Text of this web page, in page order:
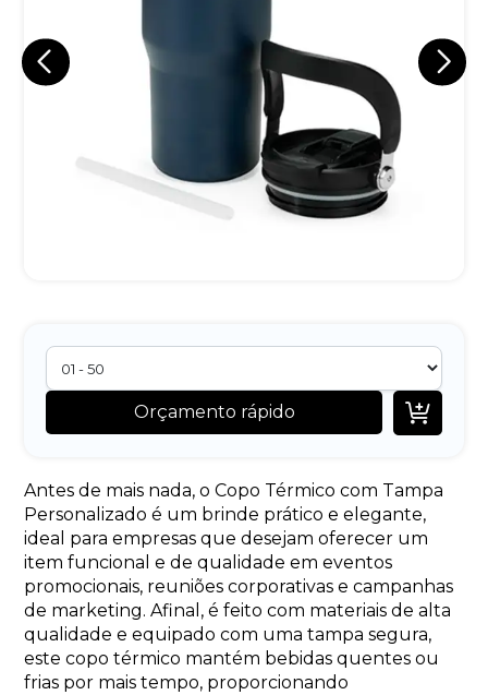
Orçamento rápido 
Antes de mais nada, o Copo Térmico com Tampa
Personalizado é um brinde prático e elegante,
ideal para empresas que desejam oferecer um
item funcional e de qualidade em eventos
promocionais, reuniões corporativas e campanhas
de marketing. Afinal, é feito com materiais de alta
qualidade e equipado com uma tampa segura,
este copo térmico mantém bebidas quentes ou
frias por mais tempo, proporcionando
Iniciar conversa